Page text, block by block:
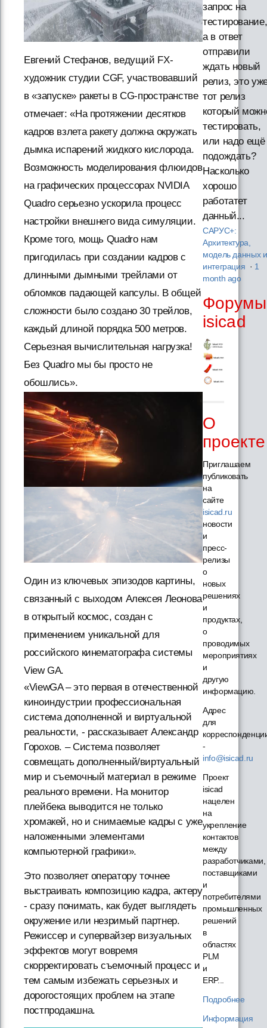
Евгений Стефанов, ведущий FX-
художник студии CGF, участвовавший
в «запуске» ракеты в CG-пространстве
отмечает: «На протяжении десятков
кадров взлета ракету должна окружать
дымка испарений жидкого кислорода.
Возможность моделирования флюидов
на графических процессорах NVIDIA
Quadro серьезно ускорила процесс
настройки внешнего вида симуляции.
Кроме того, мощь Quadro нам
пригодилась при создании кадров с
длинными дымными трейлами от
обломков падающей капсулы. В общей
сложности было создано 30 трейлов,
каждый длиной порядка 500 метров.
Серьезная вычислительная нагрузка!
Без Quadro мы бы просто не
обошлись».
Один из ключевых эпизодов картины,
связанный с выходом Алексея Леонова
в открытый космос, создан с
применением уникальной для
российского кинематографа системы
View GA.
«ViewGA – это первая в отечественной
киноиндустрии профессиональная
система дополненной и виртуальной
реальности, - рассказывает Александр
Горохов. – Система позволяет
совмещать дополненный/виртуальный
мир и съемочный материал в режиме
реального времени. На монитор
плейбека выводится не только
хромакей, но и снимаемые кадры с уже
наложенными элементами
компьютерной графики».
Это позволяет оператору точнее
выстраивать композицию кадра, актеру
- сразу понимать, как будет выглядеть
окружение или незримый партнер.
Режиссер и супервайзер визуальных
эффектов могут вовремя
скорректировать съемочный процесс и
тем самым избежать серьезных и
дорогостоящих проблем на этапе
постпродакшна.
запрос на
тестирование,
а в ответ
отправили
ждать новый
релиз, это
тот релиз
который
тестировать,
или надо ещё
подождать?
Насколько
хорошо
работатет
данный...
САРУС+:
Архитектура,
модель данных и
интеграция · 1
month ago
Форумы
isicad
О
проекте
Приглашаем
публиковать
на
сайте
isicad.ru
новости
и
пресс-
релизы
о
новых
решениях
и
продуктах,
о
проводимых
мероприятиях
и
другую
информацию.
Адрес
для
-
info@isicad.ru
Проект
isicad
нацелен
на
укрепление
контактов
между
разработчиками,
поставщиками
и
потребителями
промышленных
решений
в
областях
PLM
и
ERP...
Подробнее
Информация